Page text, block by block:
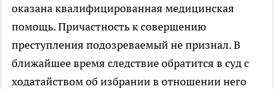
оказана квалифицированная медицинская
помощь. Причастность к совершению
преступления подозреваемый не признал. В
ближайшее время следствие обратится в суд с
ходатайством об избрании в отношении него